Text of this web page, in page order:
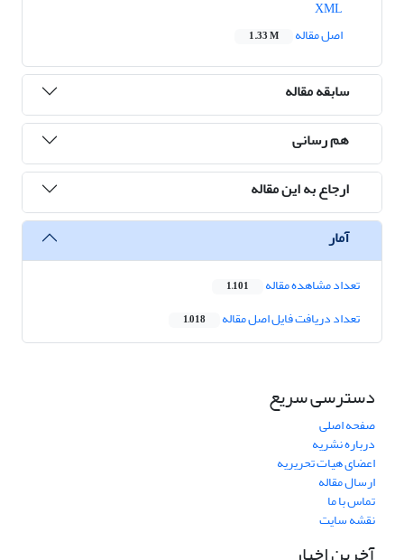
اصل مقاله
1.33 M
سابقه مقاله
هم رسانی
ارجاع به این مقاله
آمار
تعداد مشاهده مقاله 1,101
تعداد دریافت فایل اصل مقاله 1,018
دسترسی سریع
صفحه اصلی
درباره نشریه
اعضای هیات تحریریه
ارسال مقاله
تماس با ما
نقشه سایت